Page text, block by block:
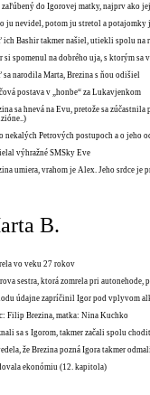
zaľúbený do Igorovej matky, najprv ako
ju nevidel, potom ju stretol a
ich Bashir takmer našiel, utiekli spolu na
si spomenul na dobrého uja, s ktorým sa
sa narodila Marta, Brezina s ňou odišiel
postava v „honbe“ za Lukavjenkom
sa hnevá na Evu, pretože sa
nekalých Petrových postupoch a o jeho
výhražné SMSky Eve
umiera, vrahom je Alex. Jeho srdce je
B.
vo veku 27 rokov
sestra, ktorá zomrela pri autonehode,
údajne zapríčinil Igor pod vplyvom
Filip Brezina, matka: Nina Kuchko
sa s Igorom, takmer začali spolu
že Brezina pozná Igora takmer
ekonómiu (12. kapitola)